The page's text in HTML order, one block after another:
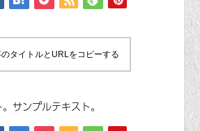
タイトルとURLをコピーする
サンプルテキスト。